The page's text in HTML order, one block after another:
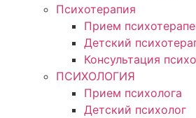
Психотерапия
Прием
Детский
Консультация
ПСИХОЛОГИЯ
Прием психолога
Детский психолог